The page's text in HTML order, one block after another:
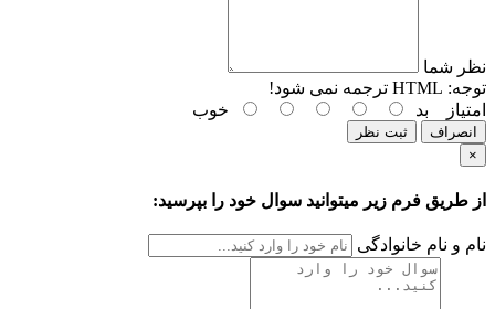
نظر شما
توجه:
امتیاز
بد خوب
انصراف
ثبت نظر
×
از طریق فرم زیر میتوانید سوال خود را بپرسید:
نام و نام خانوادگی